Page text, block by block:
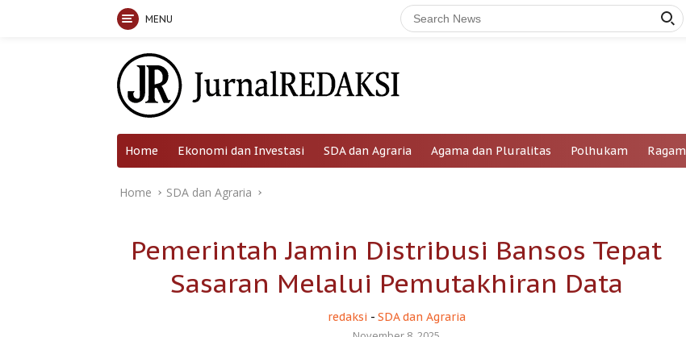
MENU
Home Ekonomi dan Investasi SDA dan Agraria Agama dan Pluralitas Polhukam Ragam
Home SDA dan Agraria
Pemerintah Jamin Distribusi Bansos Tepat
Sasaran Melalui Pemutakhiran Data
redaksi - SDA dan Agraria